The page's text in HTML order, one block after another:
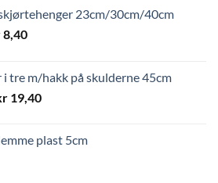
23cm/30cm/40cm
8,40Prisområde:
kr 8,40
i tre m/hakk på skulderne 45cm
19,40Prisområde:
kr 19,40
plast 5cm